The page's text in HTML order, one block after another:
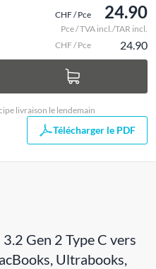
CHF / Pce 24.90
Pce / TVA incl./TAR incl.
CHF / Pce 24.90
livraison le lendemain
Télécharger le PDF
Gen 2 Type C vers
Ultrabooks,